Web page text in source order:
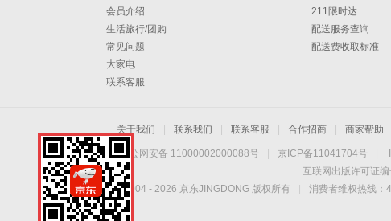
会员介绍
生活旅行/团购
常见问题
大家电
联系客服
211限时达
配送服务查询
配送费收取标准
关于我们 联系我们 联系客服 合作招商 商家帮助
京公网安备 11000002000088号 京ICP备11041704号
互联网出版许可证
Copyright © 2004 - 2026 京东JINGDONG 版权所有 消费者维权热线：